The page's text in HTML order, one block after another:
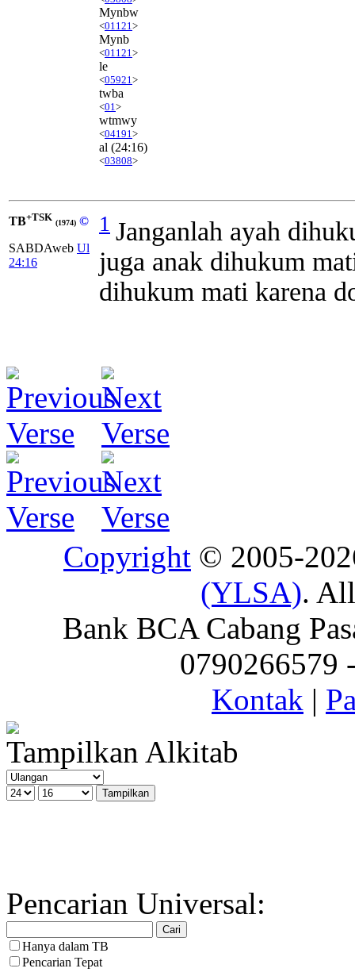
Mynbw
<01121 >
Mynb
<01121 >
le
<05921 >
twba
<01 >
wtmwy
<04191 >
al (24:16)
<03808>
TB+TSK (1974) ©
SABDAweb Ul
24:16
1 Janganlah ayah
juga anak dihukum
dihukum mati karena
Copyright © 2005-
(YLSA).
Bank BCA Cabang
0790266579
Kontak |
Tampilkan Alkitab
Pencarian Universal:
Hanya dalam TB
Pencarian Tepat